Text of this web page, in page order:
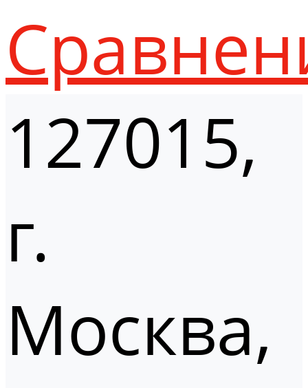
127015,
г.
Москва,